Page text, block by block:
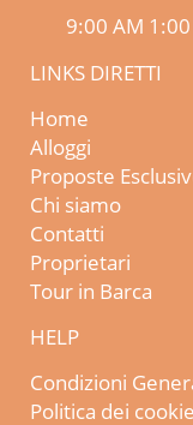
9:00 AM
LINKS DIRETTI
Home
Alloggi
Proposte
Chi siamo
Contatti
Proprietari
Tour in Barca
HELP
Condizioni
Politica dei